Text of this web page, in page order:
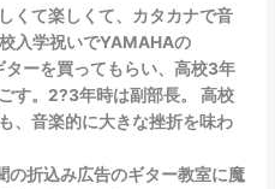
くて楽しくて、カタカナで音
入学祝いでYAMAHAの
ーを買ってもらい、高校3年
す。2?3年時は副部長。 高校
、音楽的に大きな挫折を味わ
折込み広告のギター教室に魔